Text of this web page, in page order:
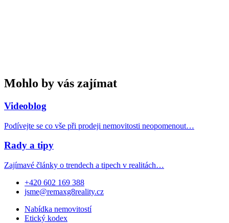
Mohlo by vás zajímat
Videoblog
Podívejte se co vše při prodeji nemovitosti neopomenout…
Rady a tipy
Zajímavé články o trendech a tipech v realitách…
+420 602 169 388
jsme@remaxg8reality.cz
Nabídka nemovitostí
Etický kodex